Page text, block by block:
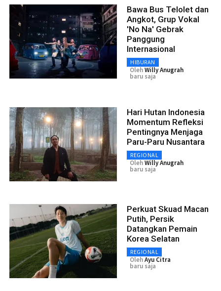
Bawa Bus Telolet dan
Angkot, Grup Vokal
'No Na' Gebrak
Panggung
Internasional
HIBURAN
OlehWilly Anugrah
baru saja
Hari Hutan Indonesia
Momentum Refleksi
Pentingnya Menjaga
Paru-Paru Nusantara
REGIONAL
OlehWilly Anugrah
baru saja
Perkuat Skuad Macan
Putih, Persik
Datangkan Pemain
Korea Selatan
REGIONAL
OlehAyu Citra
baru saja